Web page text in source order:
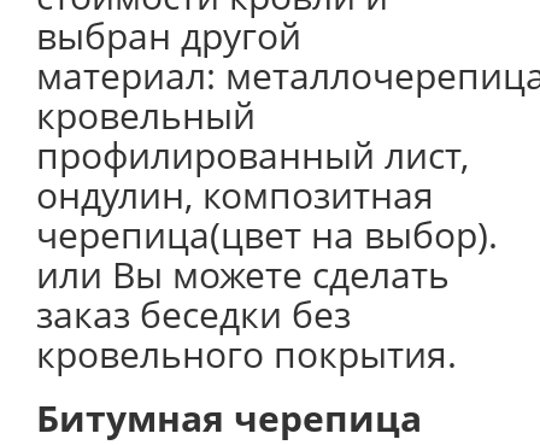
выбран другой
материал:
кровельный
профилированный лист,
ондулин, композитная
черепица(цвет на выбор).
или Вы можете сделать
заказ беседки без
кровельного покрытия.
Битумная черепица